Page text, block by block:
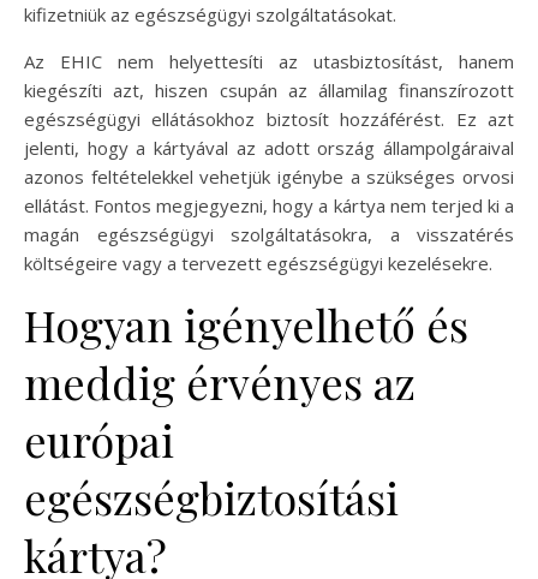
kifizetniük az egészségügyi szolgáltatásokat.
Az EHIC nem helyettesíti az utasbiztosítást, hanem
kiegészíti azt, hiszen csupán az államilag finanszírozott
egészségügyi ellátásokhoz biztosít hozzáférést. Ez azt
jelenti, hogy a kártyával az adott ország állampolgáraival
azonos feltételekkel vehetjük igénybe a szükséges orvosi
ellátást. Fontos megjegyezni, hogy a kártya nem terjed ki a
magán egészségügyi szolgáltatásokra, a visszatérés
költségeire vagy a tervezett egészségügyi kezelésekre.
Hogyan igényelhető és
meddig érvényes az
európai
egészségbiztosítási
kártya?